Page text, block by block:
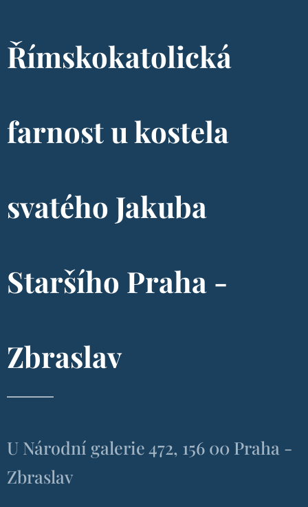
Římskokatolická
farnost u kostela
svatého Jakuba
Staršího Praha -
Zbraslav
U Národní galerie 472, 156 00 Praha -
Zbraslav